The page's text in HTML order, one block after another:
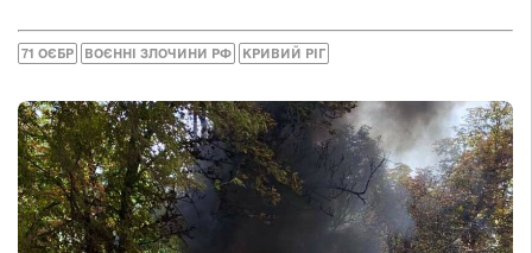
71 ОЄБР ВОЄННІ ЗЛОЧИНИ РФ КРИВИЙ РІГ